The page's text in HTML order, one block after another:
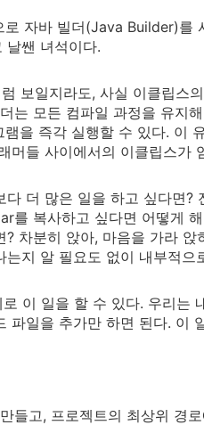
자바 빌더(Java Builder)를
날쌘 녀석이다.
보일지라도, 사실 이클립스
는 모든 컴파일 과정을 유지
을 즉각 실행할 수 있다. 이
머들 사이에서의 이클립스가
더 많은 일을 하고 싶다면
를 복사하고 싶다면 어떻게
차분히 앉아, 마음을 가라
지 알 필요도 없이 내부적
이 일을 할 수 있다. 우리는
파일을 추가만 하면 된다. 이
들고, 프로젝트의 최상위 경